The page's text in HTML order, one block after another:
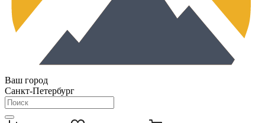
Ваш город
Санкт-Петербург